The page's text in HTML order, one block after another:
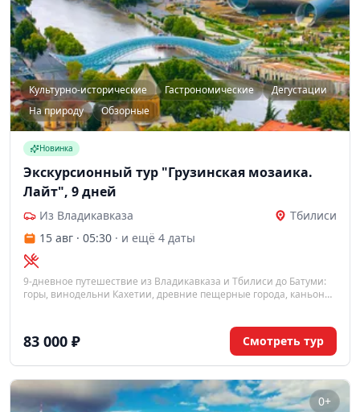
Культурно-исторические Гастрономические
Дегустации
На природу
Обзорные
Новинка
Экскурсионный тур "Грузинская мозаика.
Лайт", 9 дней
Из Владикавказа
Тбилиси
15 авг · 05:30 · и ещё 4 даты
9-дневное путешествие из Владикавказа и Тбилиси до Батуми:
горы, винодельни Кахетии, древние пещерные города, каньоны,
83 000 ₽ Смотреть тур
0+